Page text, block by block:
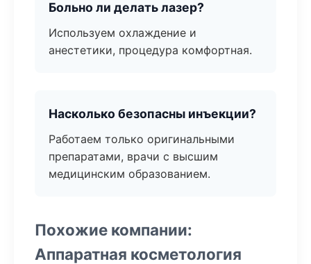
Больно ли делать лазер?
Используем охлаждение и
анестетики, процедура комфортная.
Насколько безопасны инъекции?
Работаем только оригинальными
препаратами, врачи с высшим
медицинским образованием.
Похожие компании:
Аппаратная косметология